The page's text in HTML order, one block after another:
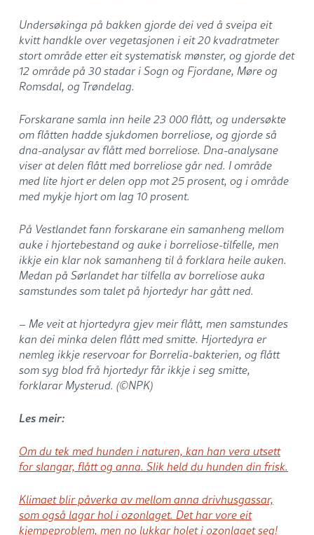
Undersøkinga på bakken gjorde dei ved å sveipa eit
kvitt handkle over vegetasjonen i eit 20 kvadratmeter
stort område etter eit systematisk mønster, og gjorde det
12 område på 30 stadar i Sogn og Fjordane, Møre og
Romsdal, og Trøndelag.
Forskarane samla inn heile 23 000 flått, og undersøkte
om flåtten hadde sjukdomen borreliose, og gjorde så
dna-analysar av flått med borreliose. Dna-analysane
viser at delen flått med borreliose går ned. I område
med lite hjort er delen opp mot 25 prosent, og i område
med mykje hjort om lag 10 prosent.
På Vestlandet fann forskarane ein samanheng mellom
auke i hjortebestand og auke i borreliose-tilfelle, men
ikkje ein klar nok samanheng til å forklara heile auken.
Medan på Sørlandet har tilfella av borreliose auka
samstundes som talet på hjortedyr har gått ned.
– Me veit at hjortedyra gjev meir flått, men samstundes
kan dei minka delen flått med smitte. Hjortedyra er
nemleg ikkje reservoar for Borrelia-bakterien, og flått
som syg blod frå hjortedyr får ikkje i seg smitte,
forklarar Mysterud. (©NPK)
Les meir:
Om du tek med hunden i naturen, kan han vera utsett
for slangar, flått og anna. Slik held du hunden din frisk.
Klimaet blir påverka av mellom anna drivhusgassar,
som også lagar hol i ozonlaget. Det har vore eit
kjempeproblem, men no lukkar holet i ozonlaget seg!